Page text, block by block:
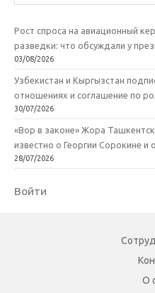
Рост спроса на авиационный
разведки: что обсуждали у
03/08/2026
Узбекистан и Кыргызстан
отношениях и соглашение по
30/07/2026
«Вор в законе» Жора
известно о Георгии Сорокине и
28/07/2026
Войти
О